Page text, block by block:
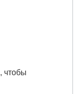
, чтобы